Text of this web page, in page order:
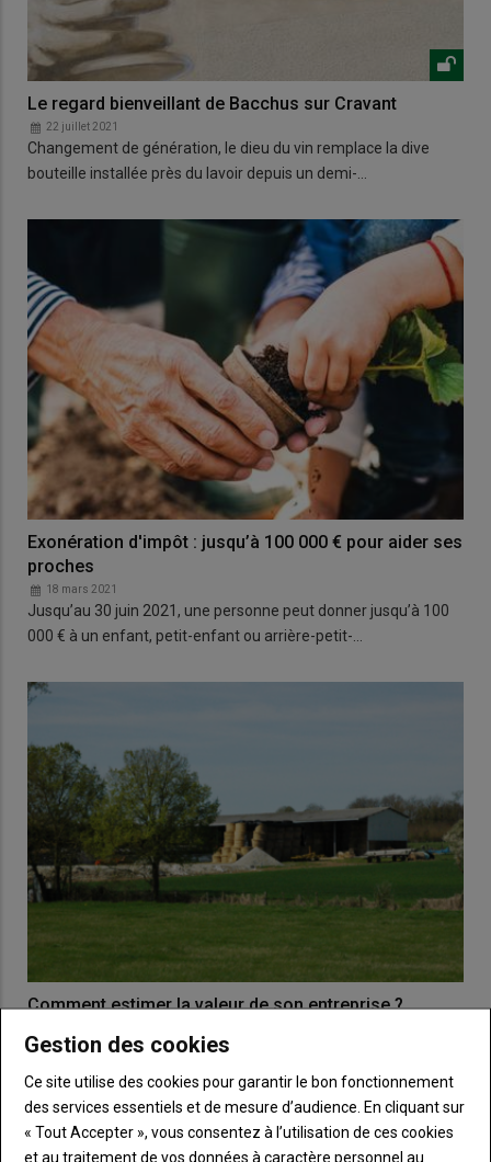
Le regard bienveillant de Bacchus sur Cravant
22 juillet 2021
Changement de génération, le dieu du vin remplace la dive
bouteille installée près du lavoir depuis un demi-…
Exonération d'impôt : jusqu’à 100 000 € pour aider ses
proches
18 mars 2021
Jusqu’au 30 juin 2021, une personne peut donner jusqu’à 100
000 € à un enfant, petit-enfant ou arrière-petit-…
Comment estimer la valeur de son entreprise ?
EARL, GAEC, SARL, EURL... autant de sociétés dont la reprise
des parts sociales nécessite une réévaluation,…
Gestion des cookies
Ce site utilise des cookies pour garantir le bon fonctionnement
des services essentiels et de mesure d’audience. En cliquant sur
« Tout Accepter », vous consentez à l’utilisation de ces cookies
et au traitement de vos données à caractère personnel au